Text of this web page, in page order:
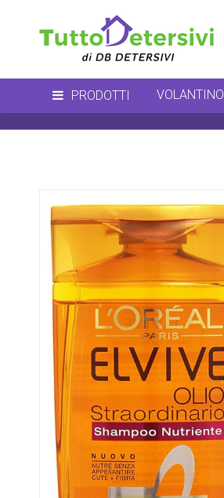
PRODOTTI VOLANTINO